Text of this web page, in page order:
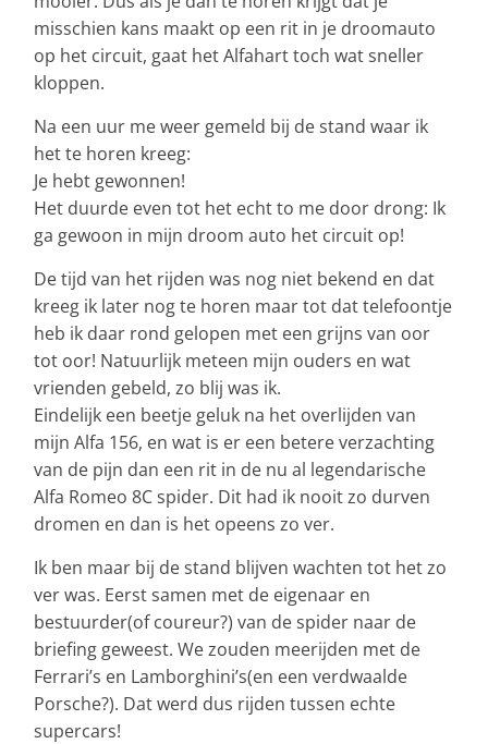
misschien kans maakt op een rit in je droomauto
op het circuit, gaat het Alfahart toch wat sneller
kloppen.
Na een uur me weer gemeld bij de stand waar ik
het te horen kreeg:
Je hebt gewonnen!
Het duurde even tot het echt to me door drong: Ik
ga gewoon in mijn droom auto het circuit op!
De tijd van het rijden was nog niet bekend en dat
kreeg ik later nog te horen maar tot dat telefoontje
heb ik daar rond gelopen met een grijns van oor
tot oor! Natuurlijk meteen mijn ouders en wat
vrienden gebeld, zo blij was ik.
Eindelijk een beetje geluk na het overlijden van
mijn Alfa 156, en wat is er een betere verzachting
van de pijn dan een rit in de nu al legendarische
Alfa Romeo 8C spider. Dit had ik nooit zo durven
dromen en dan is het opeens zo ver.
Ik ben maar bij de stand blijven wachten tot het zo
ver was. Eerst samen met de eigenaar en
bestuurder(of coureur?) van de spider naar de
briefing geweest. We zouden meerijden met de
Ferrari’s en Lamborghini’s(en een verdwaalde
Porsche?). Dat werd dus rijden tussen echte
supercars!